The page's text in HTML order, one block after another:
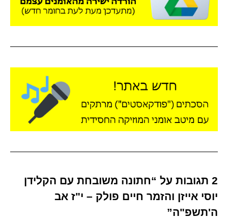
2 תגובות על “חתונה משובחת עם הקלידן
יוסי אייזן והזמר חיים פולק – י"ז אב
ה'תשפ"ה”